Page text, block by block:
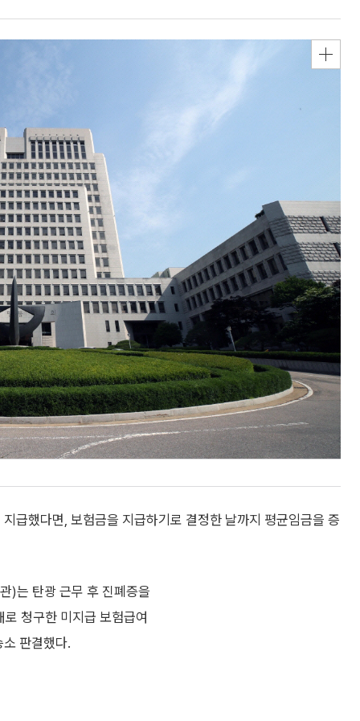
급했다면, 보험금을 지급하기로 결정한 날까지 평균임금을 증
)는 탄광 근무 후 진폐증을
청구한 미지급 보험급여
판결했다.